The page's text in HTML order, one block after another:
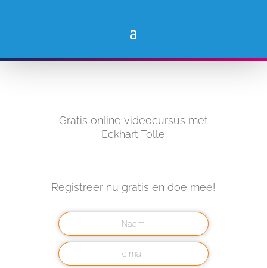
Gratis online videocursus met
Eckhart Tolle
Registreer nu gratis en doe mee!